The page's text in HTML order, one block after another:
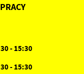
- 15:30
- 15:30